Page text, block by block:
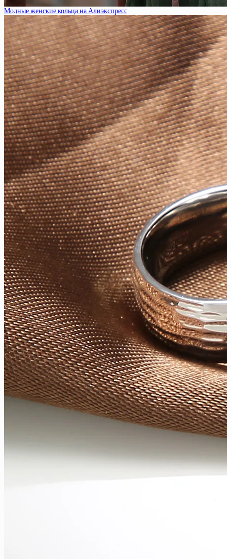
Модные женские кольца на Алиэкспресс